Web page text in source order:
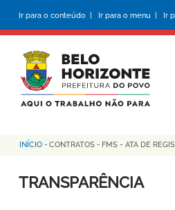
conteúdo
principal
Ir para o conteúdo | Ir para o menu | Ir
Trilha
de
INÍCIO - CONTRATOS - FMS - ATA DE
TRANSPARÊNCIA